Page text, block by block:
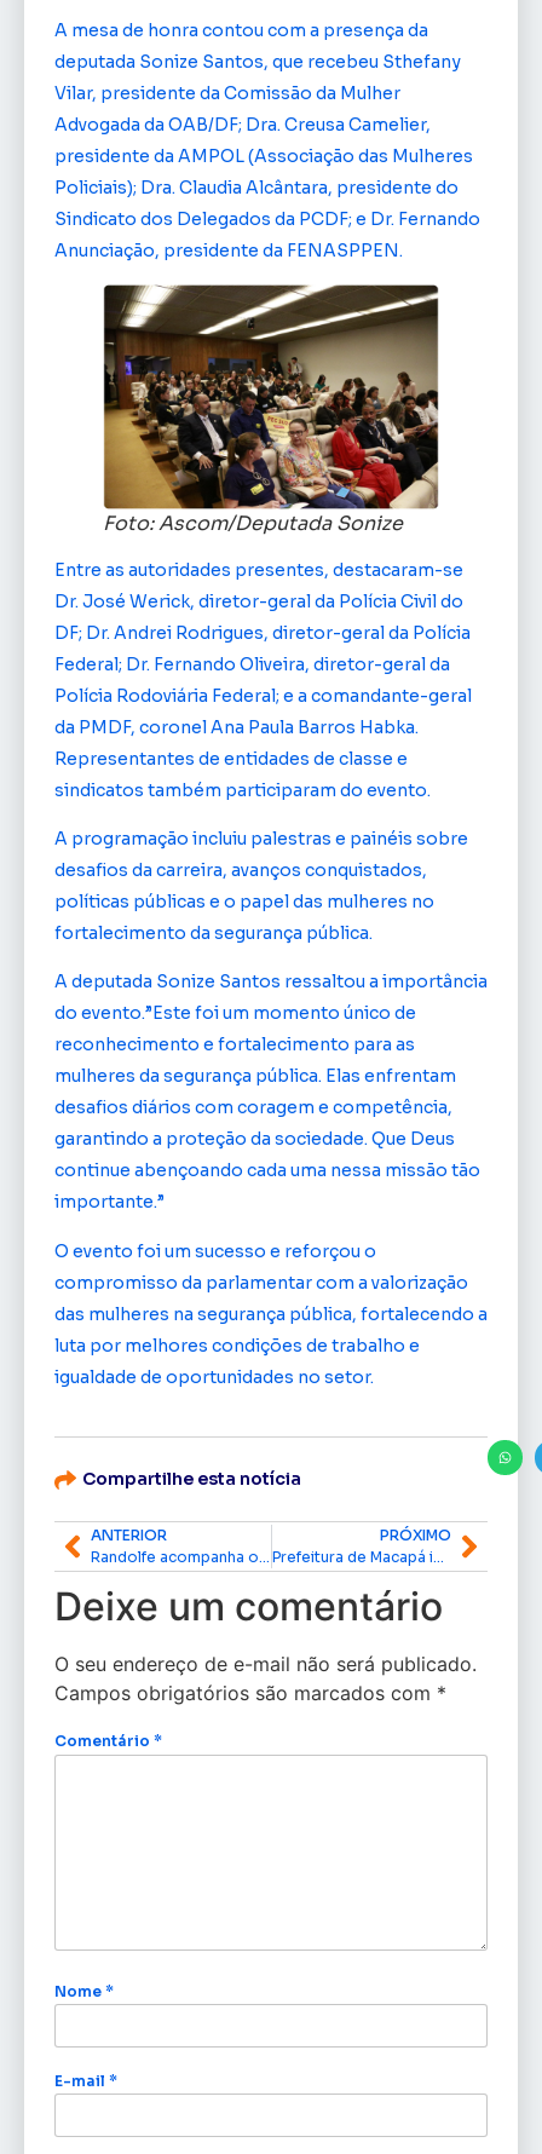
A mesa de honra contou com a presença da
deputada Sonize Santos, que recebeu Sthefany
Vilar, presidente da Comissão da Mulher
Advogada da OAB/DF; Dra. Creusa Camelier,
presidente da AMPOL (Associação das Mulheres
Policiais); Dra. Claudia Alcântara, presidente do
Sindicato dos Delegados da PCDF; e Dr. Fernando
Anunciação, presidente da FENASPPEN.
Foto: Ascom/Deputada Sonize
Entre as autoridades presentes, destacaram-se
Dr. José Werick, diretor-geral da Polícia Civil do
DF; Dr. Andrei Rodrigues, diretor-geral da Polícia
Federal; Dr. Fernando Oliveira, diretor-geral da
Polícia Rodoviária Federal; e a comandante-geral
da PMDF, coronel Ana Paula Barros Habka.
Representantes de entidades de classe e
sindicatos também participaram do evento.
A programação incluiu palestras e painéis sobre
desafios da carreira, avanços conquistados,
políticas públicas e o papel das mulheres no
fortalecimento da segurança pública.
A deputada Sonize Santos ressaltou a importância
do evento.”Este foi um momento único de
reconhecimento e fortalecimento para as
mulheres da segurança pública. Elas enfrentam
desafios diários com coragem e competência,
garantindo a proteção da sociedade. Que Deus
continue abençoando cada uma nessa missão tão
importante.”
O evento foi um sucesso e reforçou o
compromisso da parlamentar com a valorização
das mulheres na segurança pública, fortalecendo a
luta por melhores condições de trabalho e
igualdade de oportunidades no setor.
Compartilhe esta notícia
ANTERIOR
Randolfe acompanha obras de revitalização na Praça Radialista Agostinho Nogueira de Souza
PRÓXIMO
Prefeitura de Macapá inaugura Centro de Atendimento ao Turista no Trapiche Eliezer Levy
Deixe um comentário
O seu endereço de e-mail não será publicado.
Campos obrigatórios são marcados com *
Comentário *
Nome *
E-mail *